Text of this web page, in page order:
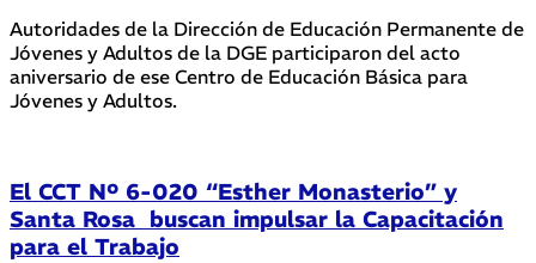
Autoridades de la Dirección de Educación Permanente de
Jóvenes y Adultos de la DGE participaron del acto
aniversario de ese Centro de Educación Básica para
Jóvenes y Adultos.
El CCT Nº 6-020 “Esther Monasterio” y
Santa Rosa buscan impulsar la Capacitación
para el Trabajo